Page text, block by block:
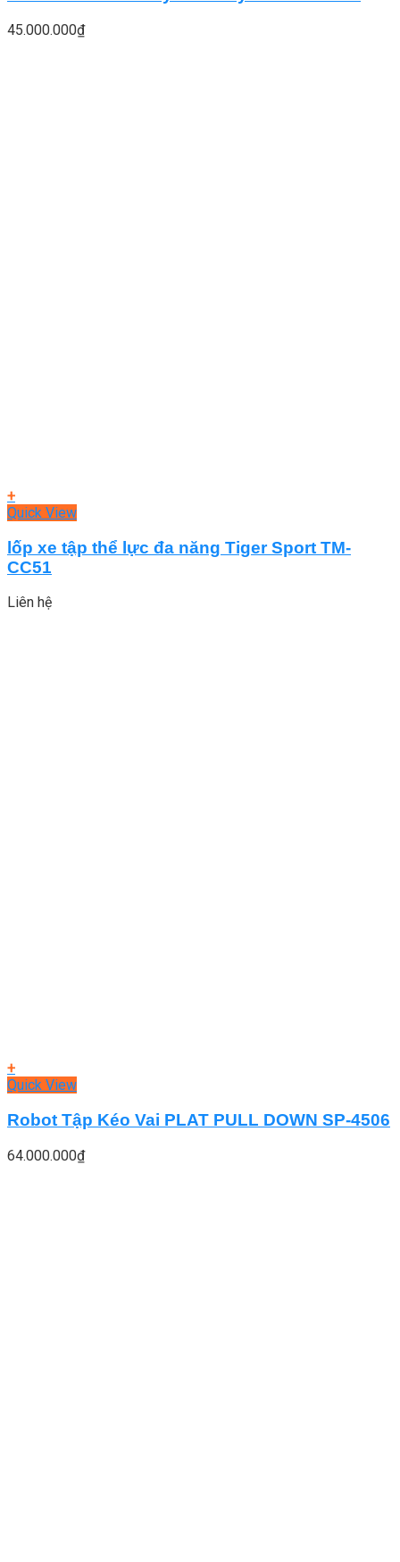
45.000.000₫
+
Quick View
lốp xe tập thể lực đa năng Tiger Sport TM-
CC51
Liên hệ
+
Quick View
Robot Tập Kéo Vai PLAT PULL DOWN SP-4506
64.000.000₫